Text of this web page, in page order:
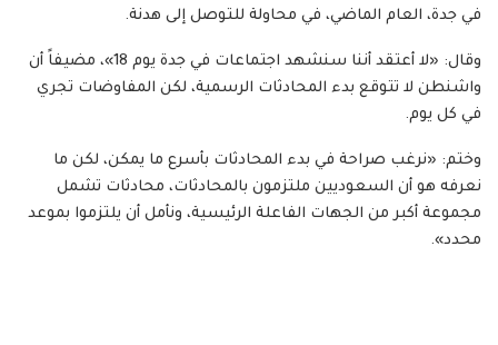
في جدة، العام الماضي، في محاولة للتوصل إلى هدنة.
وقال: «لا أعتقد أننا سنشهد اجتماعات في جدة يوم 18»، مضيفاً أن
واشنطن لا تتوقع بدء المحادثات الرسمية، لكن المفاوضات تجري
في كل يوم.
وختم: «نرغب صراحة في بدء المحادثات بأسرع ما يمكن، لكن ما
نعرفه هو أن السعوديين ملتزمون بالمحادثات، محادثات تشمل
مجموعة أكبر من الجهات الفاعلة الرئيسية، ونأمل أن يلتزموا بموعد
محدد».